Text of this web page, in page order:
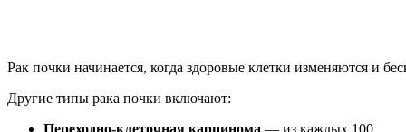
Рак почки начинается, когда здоровые клетки изменяются и
Другие типы рака почки включают:
Переходно-клеточная карцинома — из каждых 100